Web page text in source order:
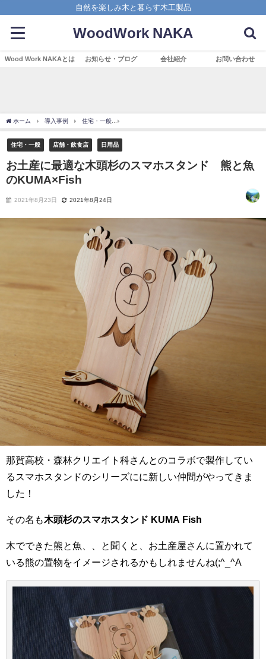
自然を楽しみ木と暮らす木工製品
WoodWork NAKA
Wood Work NAKAとは お知らせ・ブログ 会社紹介 お問い合わせ
ホーム 導入事例 住宅・一般
住宅・一般 店舗・飲食店 日用品
お土産に最適な木頭杉のスマホスタンド 熊と魚
のKUMA×Fish
2021年8月23日 2021年8月24日
那賀高校・森林クリエイト科さんとのコラボで製作してい
るスマホスタンドのシリーズにに新しい仲間がやってきま
した！
その名も木頭杉のスマホスタンド KUMA Fish
木でできた熊と魚、、と聞くと、お土産屋さんに置かれて
いる熊の置物をイメージされるかもしれませんね(;^_^A